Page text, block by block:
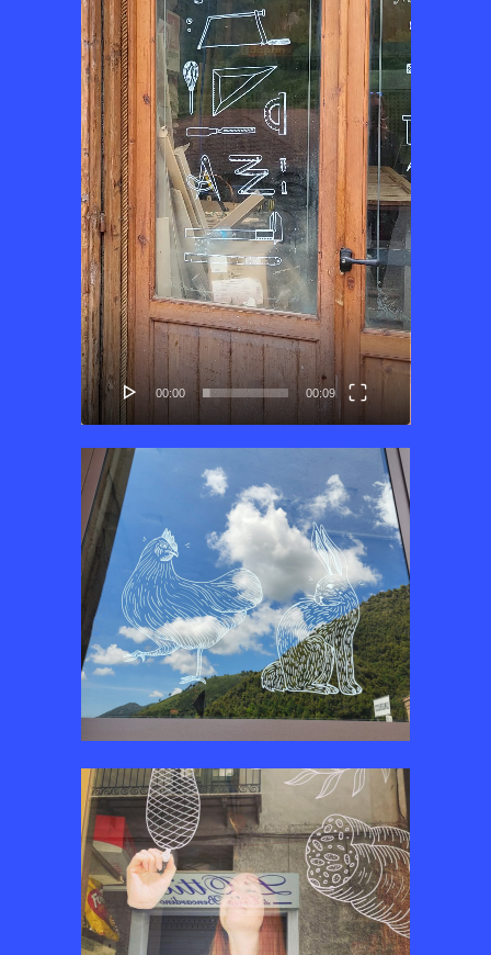
00:00 00:09